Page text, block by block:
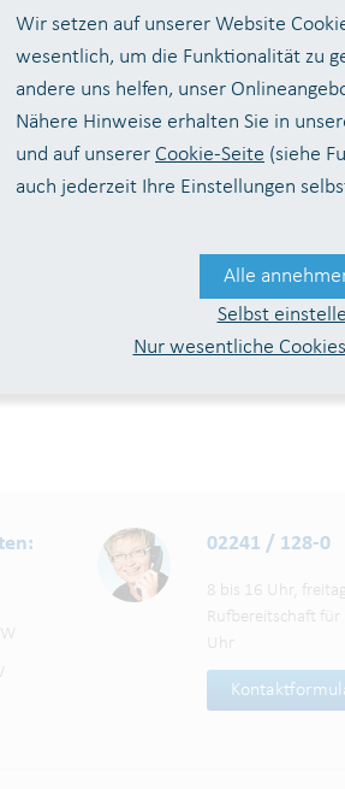
beitragen, Kinder und Jugendliche
verantwortungsvollen Umgang mit
02241 / 128-0
8 bis 16 Uhr,
Rufbereitschaft
Uhr
Wir setzen auf unserer Website
wesentlich, um die Funktionalität zu
andere uns helfen, unser
Nähere Hinweise erhalten Sie in
und auf unserer Cookie-Seite (siehe
auch jederzeit Ihre Einstellungen
Alle
Selbst
Nur wesentliche